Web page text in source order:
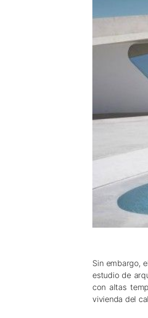
Sin embargo,
estudio de
con altas
vivienda del